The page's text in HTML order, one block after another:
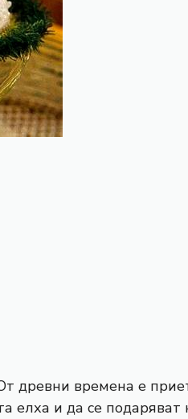
древни времена е
елха и да се